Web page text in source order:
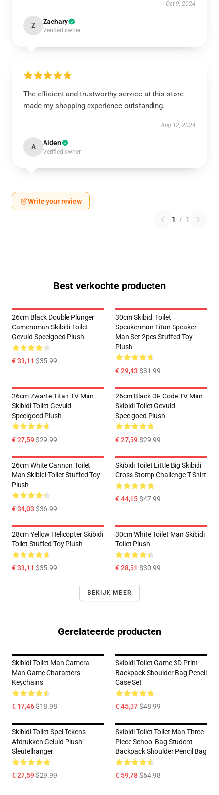
Oct 9, 2024
Z Zachary
Verified owner
The efficient and trustworthy service at this store
made my shopping experience outstanding.
Aug 12, 2024
A Aiden
Verified owner
Write your review
1 / 1
Best verkochte producten
26cm Black Double Plunger
Cameraman Skibidi Toilet
Gevuld Speelgoed Plush
€ 33,11 $35.99
30cm Skibidi Toilet
Speakerman Titan Speaker
Man Set 2pcs Stuffed Toy
Plush
€ 29,43 $31.99
26cm Zwarte Titan TV Man
Skibidi Toilet Gevuld
Speelgoed Plush
€ 27,59$29.99
26cm Black OF Code TV Man
Skibidi Toilet Gevuld
Speelgoed Plush
€ 27,59$29.99
26cm White Cannon Toilet
Man Skibidi Toilet Stuffed Toy
Plush
€ 34,03 $36.99
Skibidi Toilet Little Big Skibidi
Cross Stomp Challenge T-Shirt
€ 44,15$47.99
28cm Yellow Helicopter Skibidi
Toilet Stuffed Toy Plush
€ 33,11 $35.99
30cm White Toilet Man Skibidi
Toilet Plush
€ 28,51 $30.99
BEKIJK MEER
Gerelateerde producten
Skibidi Toilet Man Camera
Man Game Characters
Keychains
€ 17,46$18.98
Skibidi Toilet Game 3D Print
Backpack Shoulder Bag Pencil
Case Set
€ 45,07$48.99
Skibidi Toilet Spel Tekens
Afdrukken Geluid Plush
Sleutelhanger
€ 27,59$29.99
Skibidi Toilet Toilet Man Three-
Piece School Bag Student
Backpack Shoulder Pencil Bag
€ 59,78$64.98